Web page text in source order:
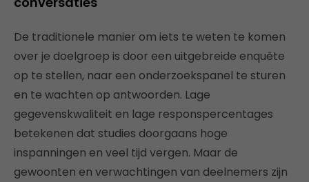
De traditionele manier om iets te weten te komen
over je doelgroep is door een ​​uitgebreide enquête
op te stellen, naar een onderzoekspanel te sturen
en te wachten op antwoorden. Lage
gegevenskwaliteit en lage responspercentages
betekenen dat studies doorgaans hoge
inspanningen en veel tijd vergen. Maar de
gewoonten en verwachtingen van deelnemers zijn